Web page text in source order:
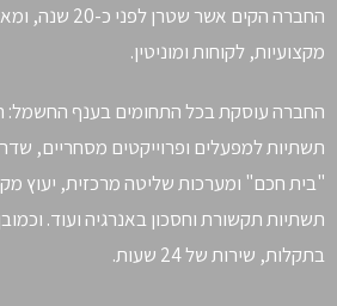
החברה הקים אשר
מקצועיות, לקוחות ומוניטין.
החברה עוסקת בכל התחומים בענף החשמל:
תשתיות למפעלים ופרוייקטים מסחריים,
"בית חכם" ומערכות שליטה מרכזית, יעוץ
תשתיות תקשורת וחסכון באנרגיה ועוד.
בתקלות, שירות של 24 שעות.